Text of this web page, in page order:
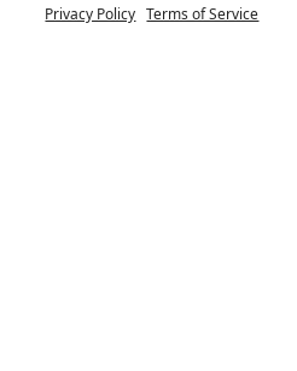
Privacy Policy Terms of Service